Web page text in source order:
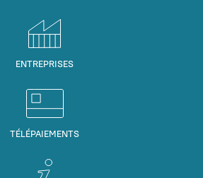
ENTREPRISES
TÉLÉPAIEMENTS